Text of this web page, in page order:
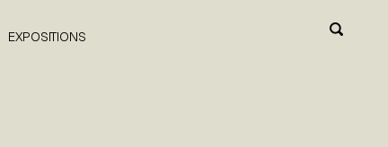
EXPOSITIONS